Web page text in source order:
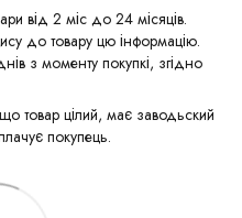
від 2 міс до 24 місяців.
до товару цю інформацію.
з моменту покупкі, згідно
товар цілий, має заводьский
покупець.